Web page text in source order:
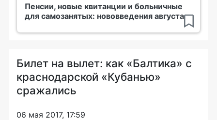
Пенсии, новые квитанции и больничные
для самозанятых: нововведения августа
Билет на вылет: как «Балтика» с
краснодарской «Кубанью»
сражались
06 мая 2017, 17:59